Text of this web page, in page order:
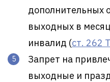
дополнительных
выходных в
инвалид (ст. 262
Запрет на
выходные и